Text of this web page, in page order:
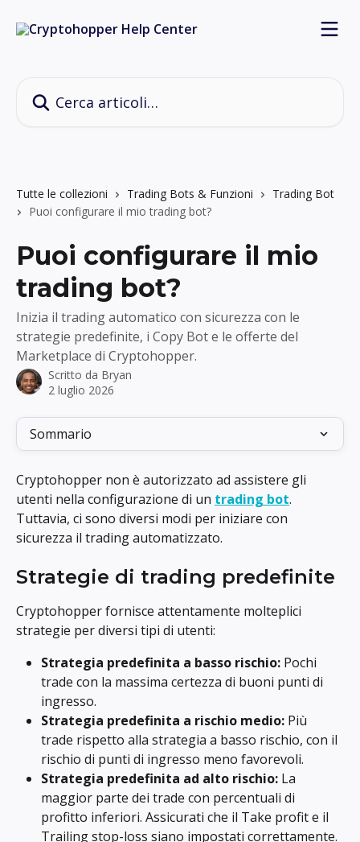
Tutte le collezioni Trading Bots & Funzioni
Trading Bot
Puoi configurare il mio trading bot?
Puoi configurare il mio
trading bot?
Inizia il trading automatico con sicurezza con le
strategie predefinite, i Copy Bot e le offerte del
Marketplace di Cryptohopper.
Scritto da Bryan
2 luglio 2026
Sommario
Cryptohopper non è autorizzato ad assistere gli
utenti nella configurazione di un trading bot.
Tuttavia, ci sono diversi modi per iniziare con
sicurezza il trading automatizzato.
Strategie di trading predefinite
Cryptohopper fornisce attentamente molteplici
strategie per diversi tipi di utenti:
Strategia predefinita a basso rischio: Pochi
trade con la massima certezza di buoni punti di
ingresso.
Strategia predefinita a rischio medio: Più
trade rispetto alla strategia a basso rischio, con il
rischio di punti di ingresso meno favorevoli.
Strategia predefinita ad alto rischio: La
maggior parte dei trade con percentuali di
profitto inferiori. Assicurati che il Take profit e il
Trailing stop-loss siano impostati correttamente.